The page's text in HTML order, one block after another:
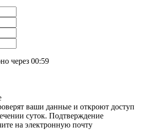
через 00:59
ваши данные и откроют доступ
суток. Подтверждение
на электронную почту